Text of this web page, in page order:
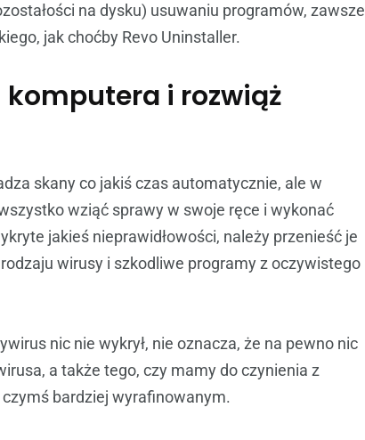
na dysku) usuwaniu programów, zawsze
jak choćby Revo Uninstaller.
komputera i rozwiąż
skany co jakiś czas automatycznie, ale w
wziąć sprawy w swoje ręce i wykonać
jakieś nieprawidłowości, należy przenieść je
wirusy i szkodliwe programy z oczywistego
nic nie wykrył, nie oznacza, że na pewno nic
a także tego, czy mamy do czynienia z
bardziej wyrafinowanym.